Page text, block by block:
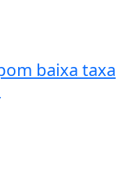
baixa taxa